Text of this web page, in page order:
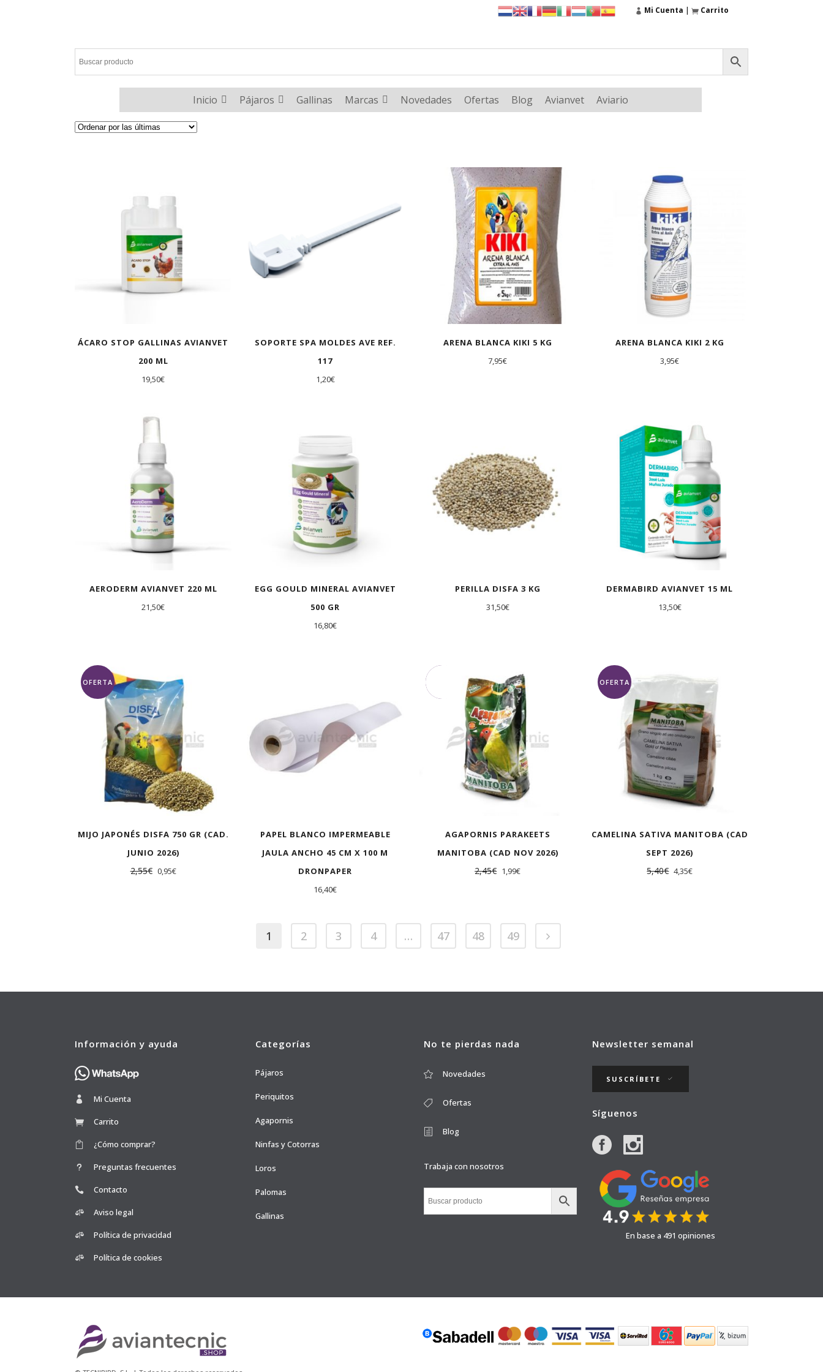
Mi Cuenta | Carrito
Inicio Pájaros Gallinas Marcas Novedades Ofertas Blog Avianvet Aviario
ÁCARO STOP GALLINAS AVIANVET
200 ML
19,50€
SOPORTE SPA MOLDES AVE REF.
117
1,20€
ARENA BLANCA KIKI 5 KG
7,95€
ARENA BLANCA KIKI 2 KG
3,95€
AERODERM AVIANVET 220 ML
21,50€
EGG GOULD MINERAL AVIANVET
500 GR
16,80€
PERILLA DISFA 3 KG
31,50€
DERMABIRD AVIANVET 15 ML
13,50€
OFERTA
MIJO JAPONÉS DISFA 750 GR (CAD.
JUNIO 2026)
2,55€ 0,95€
PAPEL BLANCO IMPERMEABLE
JAULA ANCHO 45 CM X 100 M
DRONPAPER
16,40€
AGOTADO
AGAPORNIS PARAKEETS
MANITOBA (CAD NOV 2026)
2,45€ 1,99€
OFERTA
CAMELINA SATIVA MANITOBA (CAD
SEPT 2026)
5,40€ 4,35€
1 2 3 4 … 47 48 49
Información y ayuda
Mi Cuenta
Carrito
¿Cómo comprar?
Preguntas frecuentes
Contacto
Aviso legal
Política de privacidad
Política de cookies
Categorías
Pájaros
Periquitos
Agapornis
Ninfas y Cotorras
Loros
Palomas
Gallinas
No te pierdas nada
Novedades
Ofertas
Blog
Trabaja con nosotros
Newsletter semanal
SUSCRÍBETE
Síguenos
En base a 491 opiniones